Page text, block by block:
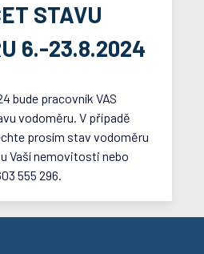
STAVU
6.-23.8.2024
bude pracovník VAS
vodoměru. V případě
prosím stav vodoměru
Vaší nemovitosti nebo
555 296.